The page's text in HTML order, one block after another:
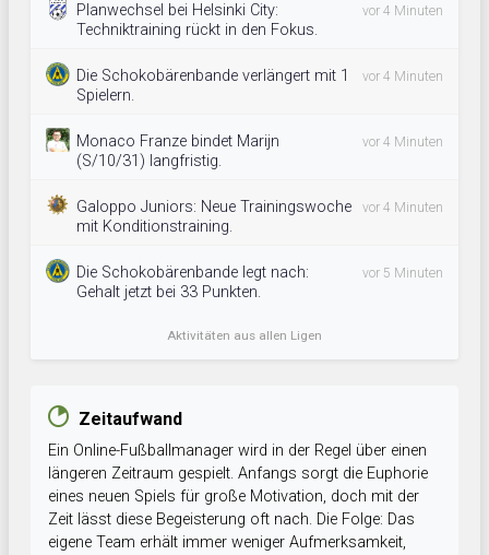
Planwechsel bei Helsinki City:
Techniktraining rückt in den Fokus.
vor 4 Minuten
Die Schokobärenbande verlängert mit 1
Spielern.
vor 4 Minuten
Monaco Franze bindet Marijn
(S/10/31) langfristig.
vor 4 Minuten
Galoppo Juniors: Neue Trainingswoche
mit Konditionstraining.
vor 4 Minuten
Die Schokobärenbande legt nach:
Gehalt jetzt bei 33 Punkten.
vor 5 Minuten
Aktivitäten aus allen Ligen
Zeitaufwand
Ein Online-Fußballmanager wird in der Regel über einen
längeren Zeitraum gespielt. Anfangs sorgt die Euphorie
eines neuen Spiels für große Motivation, doch mit der
Zeit lässt diese Begeisterung oft nach. Die Folge: Das
eigene Team erhält immer weniger Aufmerksamkeit,